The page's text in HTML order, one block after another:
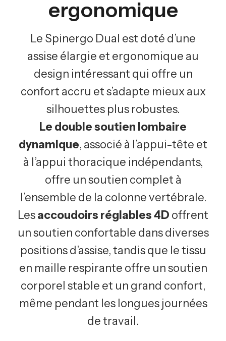
ergonomique
Le Spinergo Dual est doté d’une
assise élargie et ergonomique au
design intéressant qui offre un
confort accru et s’adapte mieux aux
silhouettes plus robustes.
Le double soutien lombaire
dynamique, associé à l’appui-tête et
à l’appui thoracique indépendants,
offre un soutien complet à
l’ensemble de la colonne vertébrale.
Lesaccoudoirs réglables 4D offrent
un soutien confortable dans diverses
positions d’assise, tandis que le tissu
en maille respirante offre un soutien
corporel stable et un grand confort,
même pendant les longues journées
de travail.